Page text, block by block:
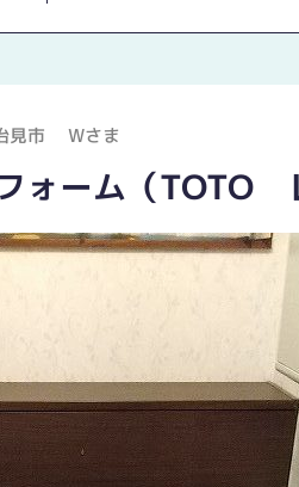
見市 Wさま
ォーム（TOTO